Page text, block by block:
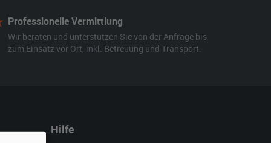
Professionelle Vermittlung
Wir beraten und unterstützen Sie von der Anfrage bis
zum Einsatz vor Ort, inkl. Betreuung und Transport.
Hilfe